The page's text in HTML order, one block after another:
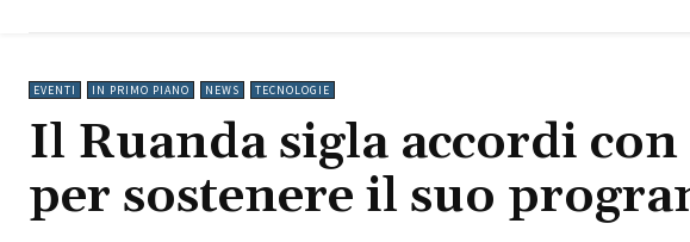
EVENTI IN PRIMO PIANO NEWS TECNOLOGIE
Il Ruanda sigla accordi
per sostenere il suo